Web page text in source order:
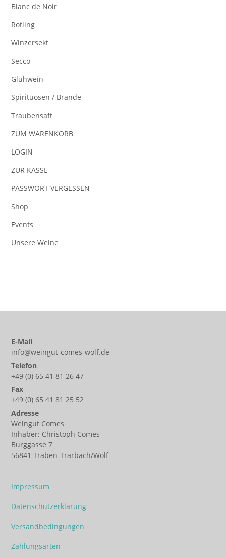
Blanc de Noir
Rotling
Winzersekt
Secco
Glühwein
Spirituosen / Brände
Traubensaft
ZUM WARENKORB
LOGIN
ZUR KASSE
PASSWORT VERGESSEN
Shop
Events
Unsere Weine
E-Mail
info@weingut-comes-wolf.de
Telefon
+49 (0) 65 41 81 26 47
Fax
+49 (0) 65 41 81 25 52
Adresse
Weingut Comes
Inhaber: Christoph Comes
Burggasse 7
56841 Traben-Trarbach/Wolf
Impressum
Datenschutzerklärung
Versandbedingungen
Zahlungsarten